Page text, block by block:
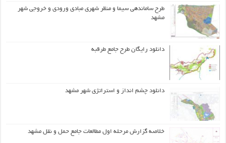
طرح ساماندهی سیما و منظر شهری مبادی ورودی و خروجی شهر
مشهد
دانلود رایگان طرح جامع طرقبه
دانلود چشم انداز و استراتژی شهر مشهد
خلاصه گزارش مرحله اول مطالعات جامع حمل و نقل مشهد